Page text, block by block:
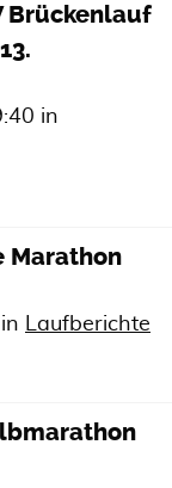
Brückenlauf
in
Marathon
in Laufberichte